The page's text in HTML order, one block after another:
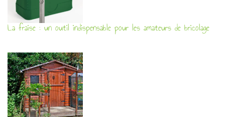
La fraise : un outil indispensable pour les amateurs de bricolage